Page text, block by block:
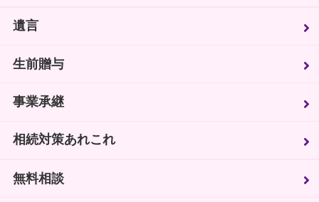
遺言
生前贈与
事業承継
相続対策あれこれ
無料相談